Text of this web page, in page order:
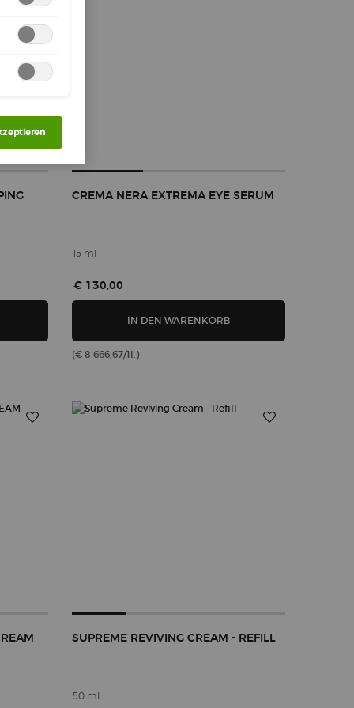
NERA FIRMING PLUMPING ESSENCE
CREMA NERA EXTREMA EYE SERUM
15 ml
€ 130,00
IN DEN WARENKORB
(€ 8.666,67/1l.)
SUPREME REVIVING CREAM - REFILL
50 ml